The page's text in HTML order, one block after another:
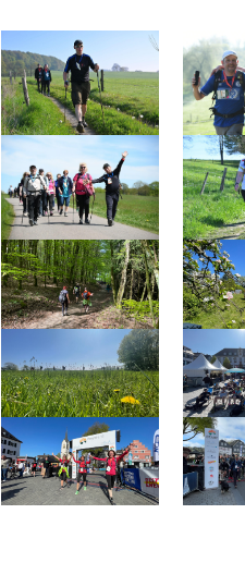
Show larger version Show
Show larger version Show
Show larger version Show
Show larger version Show
Show larger version Show